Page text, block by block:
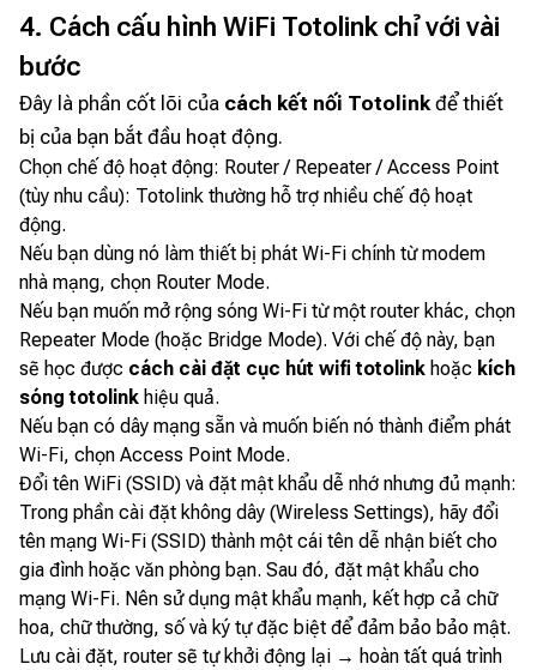
4. Cách cấu hình WiFi Totolink chỉ với vài
bước
Đây là phần cốt lõi của cách kết nối Totolinkđể thiết
bị của bạn bắt đầu hoạt động.
Chọn chế độ hoạt động: Router / Repeater / Access Point
(tùy nhu cầu): Totolink thường hỗ trợ nhiều chế độ hoạt
động.
Nếu bạn dùng nó làm thiết bị phát Wi-Fi chính từ modem
nhà mạng, chọn Router Mode.
Nếu bạn muốn mở rộng sóng Wi-Fi từ một router khác, chọn
Repeater Mode (hoặc Bridge Mode). Với chế độ này, bạn
sẽ học được cách cài đặt cục hút wifi totolink hoặc kích
sóng totolink hiệu quả.
Nếu bạn có dây mạng sẵn và muốn biến nó thành điểm phát
Wi-Fi, chọn Access Point Mode.
Đổi tên WiFi (SSID) và đặt mật khẩu dễ nhớ nhưng đủ mạnh:
Trong phần cài đặt không dây (Wireless Settings), hãy đổi
tên mạng Wi-Fi (SSID) thành một cái tên dễ nhận biết cho
gia đình hoặc văn phòng bạn. Sau đó, đặt mật khẩu cho
mạng Wi-Fi. Nên sử dụng mật khẩu mạnh, kết hợp cả chữ
hoa, chữ thường, số và ký tự đặc biệt để đảm bảo bảo mật.
Lưu cài đặt, router sẽ tự khởi động lại → hoàn tất quá trình